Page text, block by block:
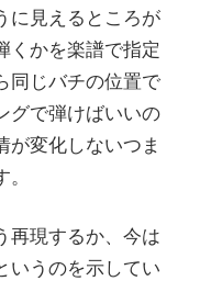
に見えるところが
くかを楽譜で指定
同じバチの位置で
グで弾けばいいの
が変化しないつま
再現するか、今は
いうのを示してい